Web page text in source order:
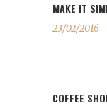
MAKE IT
23/02/2016
COFFEE